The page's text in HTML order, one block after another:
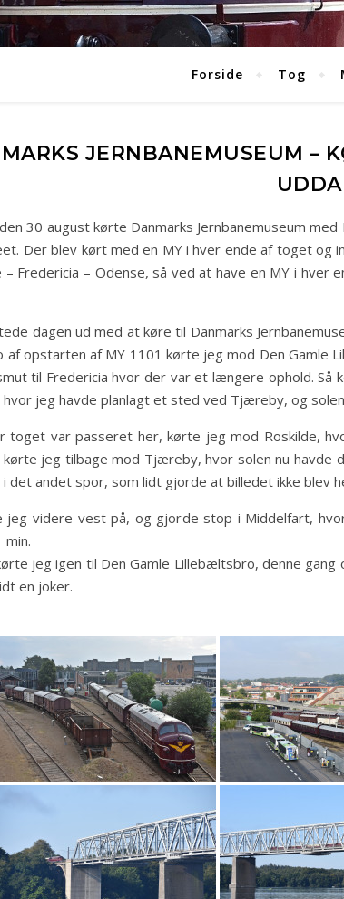
Forside Tog
JERNBANEMUSEUM –
30 august kørte Danmarks Jernbanemuseum
Der blev kørt med en MY i hver ende af toget og
– Fredericia – Odense, så ved at have en MY i
dagen ud med at køre til Danmarks
af opstarten af MY 1101 kørte jeg mod Den
til Fredericia hvor der var et længere ophold.
hvor jeg havde planlagt et sted ved Tjæreby, og
toget var passeret her, kørte jeg mod Roskilde,
kørte jeg tilbage mod Tjæreby, hvor solen nu
det andet spor, som lidt gjorde at billedet ikke blev
jeg videre vest på, og gjorde stop i Middelfart,
jeg igen til Den Gamle Lillebæltsbro, denne
en joker.